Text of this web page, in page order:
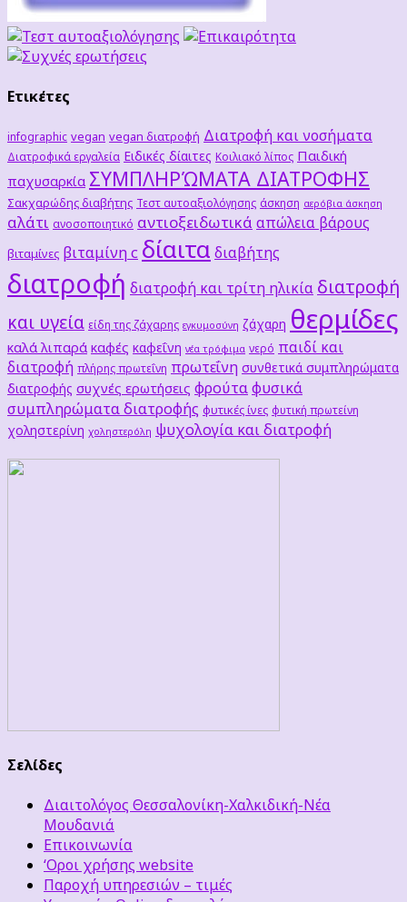
Ετικέτες
infographic vegan vegan διατροφή Διατροφή και νοσήματα
Διατροφικά εργαλεία Ειδικές δίαιτες Κοιλιακό λίπος Παιδική
παχυσαρκία ΣΥΜΠΛΗΡΏΜΑΤΑ ΔΙΑΤΡΟΦΗΣ
Σακχαρώδης διαβήτης Τεστ αυτοαξιολόγησης άσκηση αερόβια άσκηση
αλάτι ανοσοποιητικό αντιοξειδωτικά απώλεια βάρους
βιταμίνες βιταμίνη c δίαιτα διαβήτης
διατροφή διατροφή και τρίτη ηλικία διατροφή
και υγεία είδη της ζάχαρης εγκυμοσύνη ζάχαρη θερμίδες
καλά λιπαρά καφές καφεΐνη νέα τρόφιμα νερό παιδί και
διατροφή πλήρης πρωτεΐνη πρωτεΐνη συνθετικά συμπληρώματα
διατροφής συχνές ερωτήσεις φρούταφυσικά
συμπληρώματα διατροφής φυτικές ίνες φυτική πρωτείνη
χοληστερίνη χοληστερόλη ψυχολογία και διατροφή
Σελίδες
Διαιτολόγος Θεσσαλονίκη-Χαλκιδική-Νέα
Μουδανιά
Επικοινωνία
‘Οροι χρήσης website
Παροχή υπηρεσιών – τιμές